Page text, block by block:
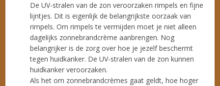
De UV-stralen van de zon veroorzaken rimpels en fijne
lijntjes. Dit is eigenlijk de belangrijkste oorzaak van
rimpels. Om rimpels te vermijden moet je niet alleen
dagelijks zonnebrandcrème aanbrengen. Nog
belangrijker is de zorg over hoe je jezelf beschermt
tegen huidkanker. De UV-stralen van de zon kunnen
huidkanker veroorzaken.
Als het om zonnebrandcrèmes gaat geldt, hoe hoger